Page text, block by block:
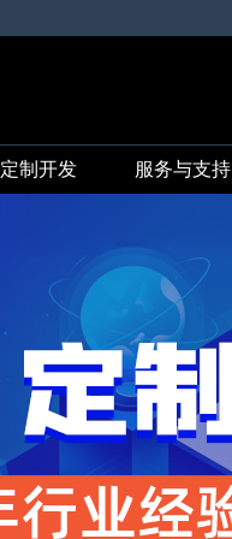
定制开发 服务与支持